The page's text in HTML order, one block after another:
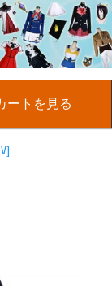
ートを見る